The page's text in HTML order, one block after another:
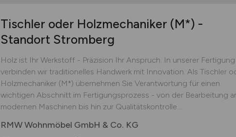
Tischler oder Holzmechaniker (M*) -
Standort Stromberg
Holz ist Ihr Werkstoff - Präzision Ihr Anspruch. In unserer Fertigung
verbinden wir traditionelles Handwerk mit Innovation. Als Tischler
Holzmechaniker (M*) übernehmen Sie Verantwortung für einen
wichtigen Abschnitt im Fertigungsprozess - von der Bearbeitung
modernen Maschinen bis hin zur Qualitätskontrolle....
RMW Wohnmöbel GmbH & Co. KG